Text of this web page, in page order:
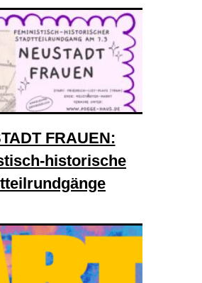
FRAUEN:
historische